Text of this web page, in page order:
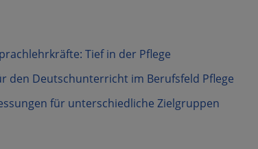
Tief in der Pflege
den Deutschunterricht im Berufsfeld Pflege
für unterschiedliche Zielgruppen